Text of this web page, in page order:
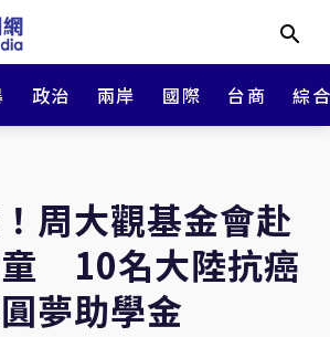
政治 兩岸 國際 台商 綜
周大觀基金會赴
10名大陸抗癌
夢助學金